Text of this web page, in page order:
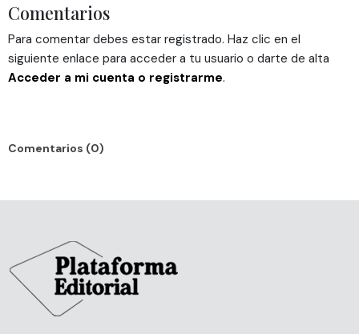
partir del uso que haya hecho de sus servicios.
Comentarios
Para comentar debes estar registrado. Haz clic en el
siguiente enlace para acceder a tu usuario o darte de alta
Acceder a mi cuenta o registrarme.
Comentarios (0)